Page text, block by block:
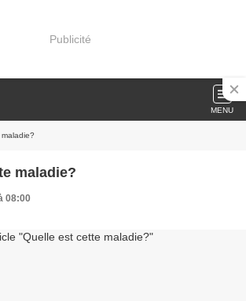
Publicité
MENU
maladie?
08:00